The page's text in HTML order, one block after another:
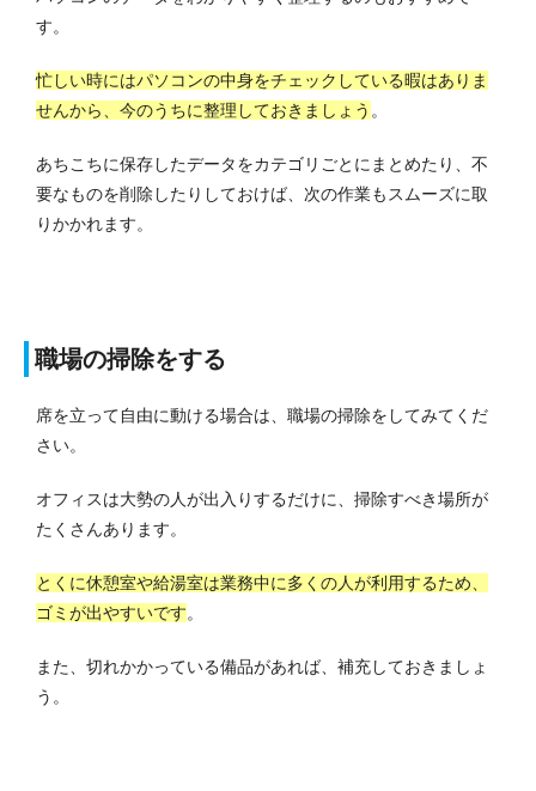
す。
忙しい時にはパソコンの中身をチェックしている暇はありま
せんから、今のうちに整理しておきましょう 。
あちこちに保存したデータをカテゴリごとにまとめたり、不
要なものを削除したりしておけば、次の作業もスムーズに取
りかかれます。
職場の掃除をする
席を立って自由に動ける場合は、職場の掃除をしてみてくだ
さい。
オフィスは大勢の人が出入りするだけに、掃除すべき場所が
たくさんあります。
とくに休憩室や給湯室は業務中に多くの人が利用するため、
ゴミが出やすいです。
また、切れかかっている備品があれば、補充しておきましょ
う。